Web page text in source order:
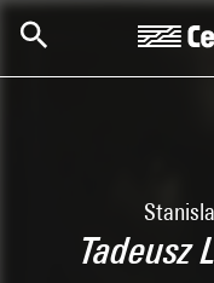
Tadeusz